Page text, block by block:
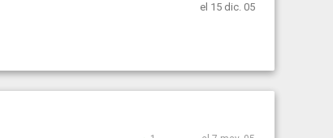
el 15 dic. 05